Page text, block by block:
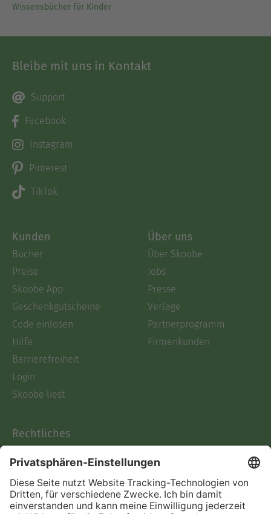
Wissensbücher für Kinder
Bleibe mit uns in Kontakt
Support
Facebook
Instagram
Pinterest
TikTok
Kunden
Bücher
Preise
Skoobe App
Geschenkgutscheine
Code einlösen
Hilfe
Barrierefreiheit
Login
Skoobe liest
Über uns
Über Skoobe
Jobs
Presse
Verlage
Partnerprogramm
Firmenkunden
Rechtliches
AGB
Informationen nach Data
Act